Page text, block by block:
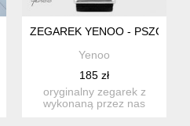
ZEGAREK YENOO -
Yenoo
185 zł
oryginalny zegarek z
wykonaną przez nas